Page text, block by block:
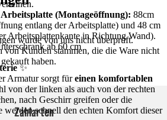
(Montageöffnung): 88cm
entlang der Arbeitsplatte) und 48 cm
Arbeitsplattenkante in Richtung Wand).
ab 60 cm
✨
Armatur sorgt füreinen komfortablen
von der linken als auch von der rechten
nach Geschirr greifen oder die
werden schnell den echten Komfort dieser
wurde von uns nicht überprüft.
von Kunden stammen, die die Ware nicht
haben.
Zahlarten